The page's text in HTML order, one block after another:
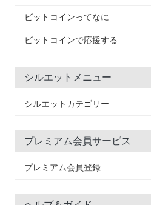
ビットコインってなに
ビットコインで応援する
シルエットメニュー
シルエットカテゴリー
プレミアム会員サービス
プレミアム会員登録